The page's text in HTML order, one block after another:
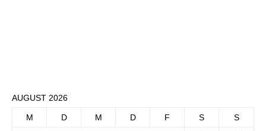
AUGUST 2026
M D M D F S S